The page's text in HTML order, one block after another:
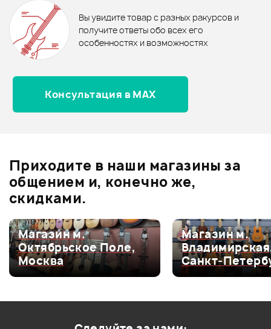
В корзину
0.0
Оценка5
Оценка4
Оценка1
Мой отзыв о товаре
Ваша оценка:
Впечатления о товаре:
Вы увидите товар с разных ракурсов и
получите ответы обо всех его
особенностях и возможностях
Консультация в MAX
Приходите в наши магазины за
общением и, конечно же,
скидками.
Магазин м.
Октябрьское Поле,
Москва
Магазин м.
Санкт-